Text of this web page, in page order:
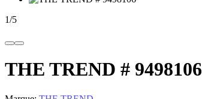
1/5
THE TREND # 9498106